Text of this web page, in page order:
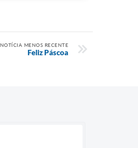
NOTÍCIA MENOS RECENTE
Feliz Páscoa